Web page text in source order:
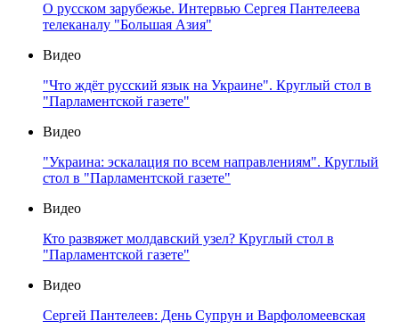
О русском зарубежье. Интервью Сергея Пантелеева
телеканалу "Большая Азия"
Видео
"Что ждёт русский язык на Украине". Круглый стол в
"Парламентской газете"
Видео
"Украина: эскалация по всем направлениям". Круглый
стол в "Парламентской газете"
Видео
Кто развяжет молдавский узел? Круглый стол в
"Парламентской газете"
Видео
Сергей Пантелеев: День Супрун и Варфоломеевская